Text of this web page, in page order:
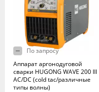
По запросу
Аппарат аргонодуговой
сварки HUGONG WAVE 200 III
AC/DC (cold tac/различные
типы волны)